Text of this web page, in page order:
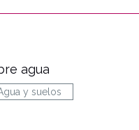
agua
y suelos